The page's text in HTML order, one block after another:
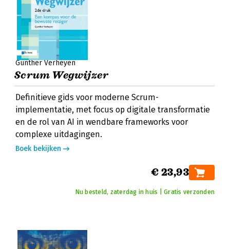
Gunther Verheyen
Scrum Wegwijzer
Definitieve gids voor moderne Scrum-
implementatie, met focus op digitale transformatie
en de rol van AI in wendbare frameworks voor
complexe uitdagingen.
Boek bekijken
€ 23,93
Nu besteld, zaterdag in huis | Gratis verzonden